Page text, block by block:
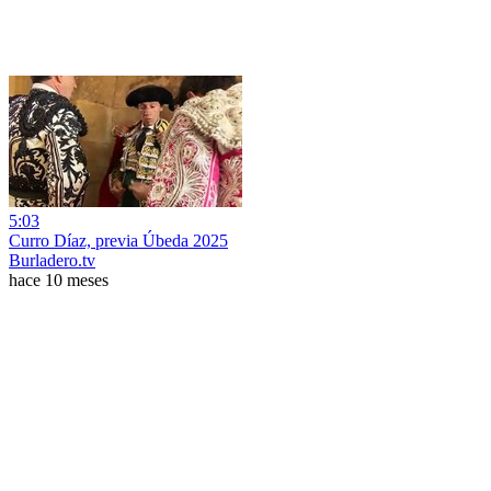
5:03
Curro Díaz, previa Úbeda 2025
Burladero.tv
hace 10 meses